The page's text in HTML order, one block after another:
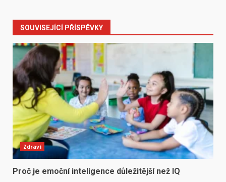
SOUVISEJÍCÍ PŘÍSPĚVKY
Zdraví
Proč je emoční inteligence důležitější než IQ